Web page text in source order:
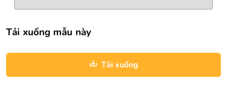
Tải xuống mẫu này
Tải xuống